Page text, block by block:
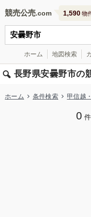
競売公売 1,590 物
ホーム 地図検索
長野県安曇野市の
ホーム 条件検索 甲信越
0